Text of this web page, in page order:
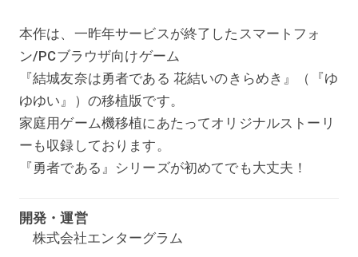
本作は、一昨年サービスが終了したスマートフォ
ン/PCブラウザ向けゲーム
『結城友奈は勇者である 花結いのきらめき』（『ゆ
ゆゆい』）の移植版です。
家庭用ゲーム機移植にあたってオリジナルストーリ
ーも収録しております。
『勇者である』シリーズが初めてでも大丈夫！
開発・運営
株式会社エンターグラム